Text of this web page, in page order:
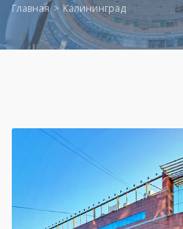
Главная Калининград